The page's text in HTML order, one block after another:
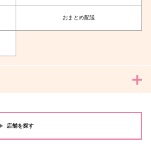
おまとめ配送
店舗を探す